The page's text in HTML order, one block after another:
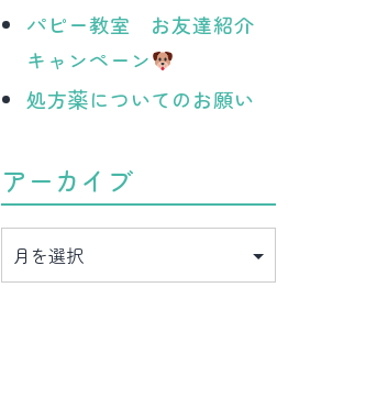
パピー教室 お友達紹介
キャンペーン
処方薬についてのお願い
アーカイブ
イ